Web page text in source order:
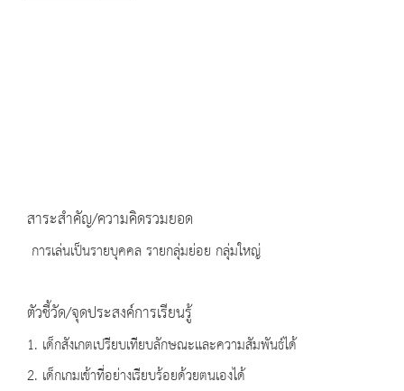
สาระสำคัญ/ความคิดรวมยอด
การเล่นเป็นรายบุคคล รายกลุ่มย่อย กลุ่มใหญ่
ตัวชี้วัด/จุดประสงค์การเรียนรู้
1. เด็กสังเกตเปรียบเทียบลักษณะและความสัมพันธ์ได้
2. เด็กเกมเข้าที่อย่างเรียบร้อยด้วยตนเองได้